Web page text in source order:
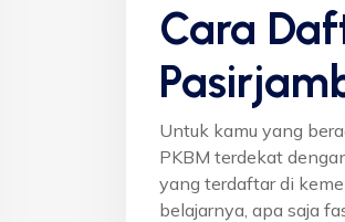
Cara
Untuk kamu yang
PKBM terdekat
yang terdaftar di
belajarnya, apa saja